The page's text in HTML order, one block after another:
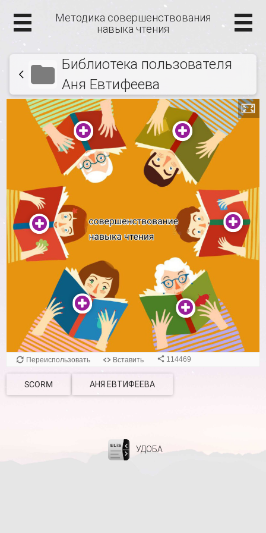
Методика совершенствования
навыка чтения
Библиотека пользователя
Аня Евтифеева
SCORM АНЯ ЕВТИФЕЕВА
УДОБА